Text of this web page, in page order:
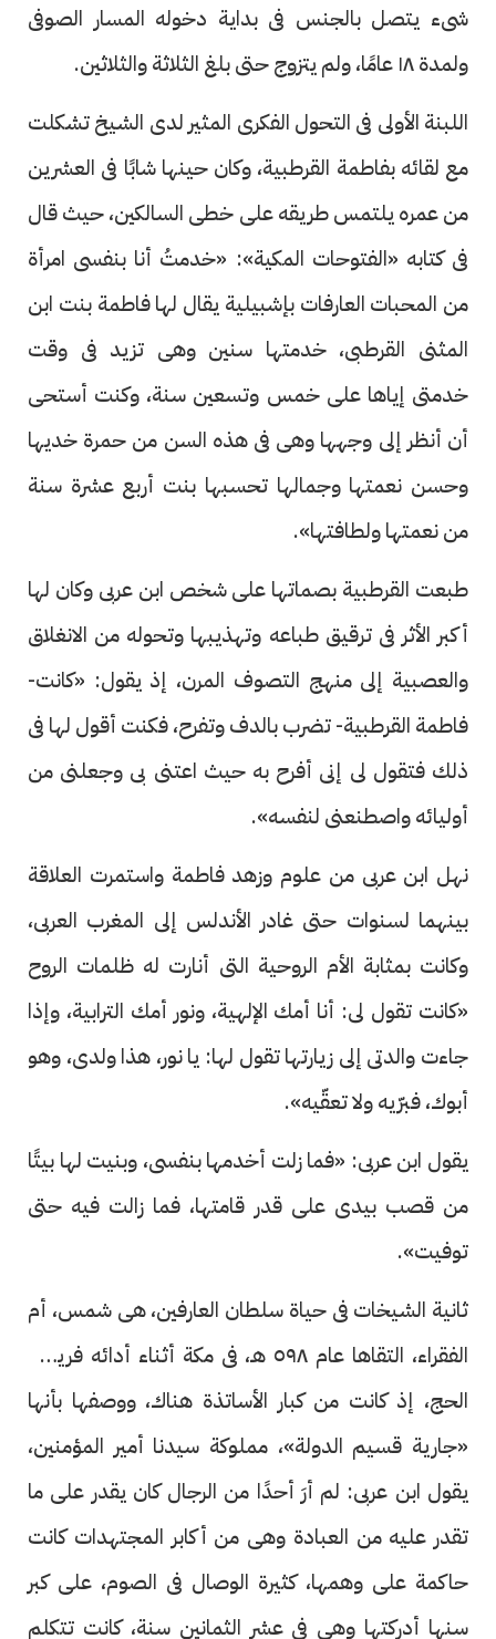
شىء يتصل بالجنس فى بداية دخوله المسار الصوفى
ولمدة ١٨ عامًا، ولم يتزوج حتى بلغ الثلاثة والثلاثين.
اللبنة الأولى فى التحول الفكرى المثير لدى الشيخ تشكلت
مع لقائه بفاطمة القرطبية، وكان حينها شابًا فى العشرين
من عمره يلتمس طريقه على خطى السالكين، حيث قال
فى كتابه «الفتوحات المكية»: «خدمتُ أنا بنفسى امرأة
من المحبات العارفات بإشبيلية يقال لها فاطمة بنت ابن
المثنى القرطبى، خدمتها سنين وهى تزيد فى وقت
خدمتى إياها على خمس وتسعين سنة، وكنت أستحى
أن أنظر إلى وجهها وهى فى هذه السن من حمرة خديها
وحسن نعمتها وجمالها تحسبها بنت أربع عشرة سنة
من نعمتها ولطافتها».
طبعت القرطبية بصماتها على شخص ابن عربى وكان لها
أكبر الأثر فى ترقيق طباعه وتهذيبها وتحوله من الانغلاق
والعصبية إلى منهج التصوف المرن، إذ يقول: «كانت-
فاطمة القرطبية- تضرب بالدف وتفرح، فكنت أقول لها فى
ذلك فتقول لى إنى أفرح به حيث اعتنى بى وجعلنى من
أوليائه واصطنعنى لنفسه».
نهل ابن عربى من علوم وزهد فاطمة واستمرت العلاقة
بينهما لسنوات حتى غادر الأندلس إلى المغرب العربى،
وكانت بمثابة الأم الروحية التى أنارت له ظلمات الروح
«كانت تقول لى: أنا أمك الإلهية، ونور أمك الترابية، وإذا
جاءت والدتى إلى زيارتها تقول لها: يا نور، هذا ولدى، وهو
أبوك، فبرّيه ولا تعقّيه».
يقول ابن عربى: «فما زلت أخدمها بنفسى، وبنيت لها بيتًا
من قصب بيدى على قدر قامتها، فما زالت فيه حتى
توفيت».
ثانية الشيخات فى حياة سلطان العارفين، هى شمس، أم
الفقراء، التقاها عام ٥٩٨ هـ، فى مكة أثناء أدائه فريضة
الحج، إذ كانت من كبار الأساتذة هناك، ووصفها بأنها
«جارية قسيم الدولة»، مملوكة سيدنا أمير المؤمنين،
يقول ابن عربى: لم أرَ أحدًا من الرجال كان يقدر على ما
تقدر عليه من العبادة وهى من أكابر المجتهدات كانت
حاكمة على وهمها، كثيرة الوصال فى الصوم، على كبر
سنها أدركتها وهى فى عشر الثمانين سنة، كانت تتكلم